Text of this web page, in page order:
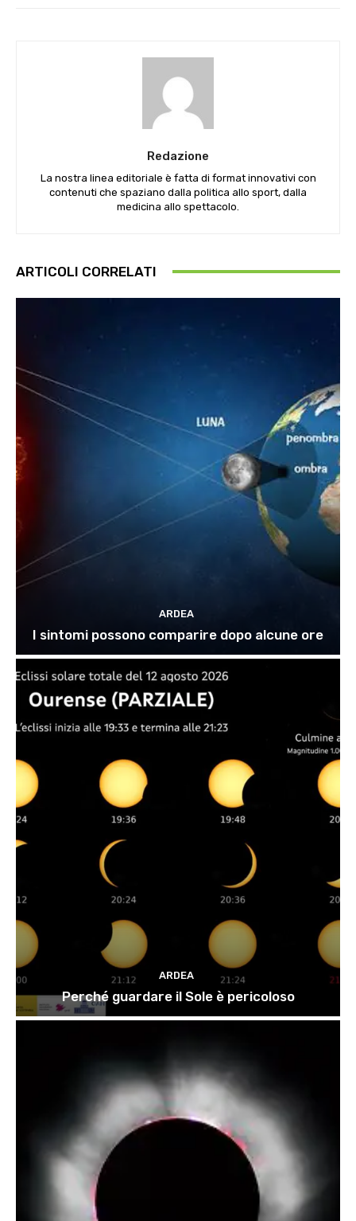
Redazione
La nostra linea editoriale è fatta di format innovativi con
contenuti che spaziano dalla politica allo sport, dalla
medicina allo spettacolo.
ARTICOLI CORRELATI
ARDEA
I sintomi possono comparire dopo alcune ore
ARDEA
Perché guardare il Sole è pericoloso